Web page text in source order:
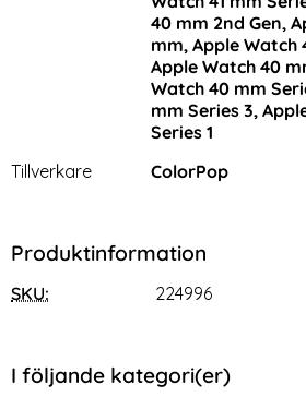
40 mm 2nd Gen,
mm, Apple Watch
Apple Watch 40
Watch 40 mm
mm Series 3,
Series 1
Tillverkare
ColorPop
Produktinformation
SKU: 224996
I följande kategori(er)